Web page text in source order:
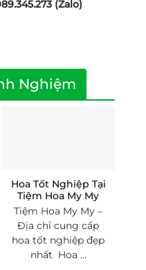
(Zalo)
Nghiệm
Hoa Tốt Nghiệp Tại
Tiệm Hoa My My
Tiệm Hoa My My –
Địa chỉ cung cấp
hoa tốt nghiệp đẹp
nhất Hoa ...